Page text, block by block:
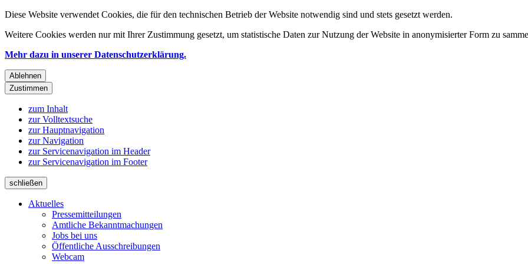
Diese Website verwendet Cookies, die für den technischen Betrieb der Website notwendig sind und stets gesetzt werden.
Weitere Cookies werden nur mit Ihrer Zustimmung gesetzt, um statistische Daten zur Nutzung der Website in anonymisierter Form zu
Mehr dazu in unserer Datenschutzerklärung.
Ablehnen
Zustimmen
zum Inhalt
zur Volltextsuche
zur Hauptnavigation
zur Navigation
zur Servicenavigation im Header
zur Servicenavigation im Footer
schließen
Aktuelles
Pressemitteilungen
Amtliche Bekanntmachungen
Jobs bei uns
Öffentliche Ausschreibungen
Webcam